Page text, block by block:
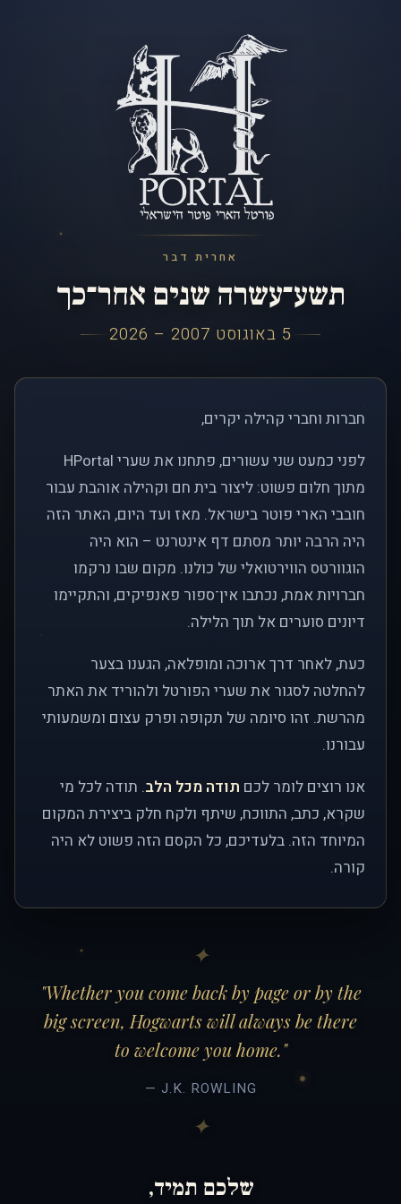
אחרית דבר
תשע־עשרה שנים אחר־כך
5 באוגוסט 2007 – 2026
חברות וחברי קהילה יקרים,
לפני כמעט שני עשורים, פתחנו את שערי HPortal
מתוך חלום פשוט: ליצור בית חם וקהילה אוהבת עבור
חובבי הארי פוטר בישראל. מאז ועד היום, האתר הזה
היה הרבה יותר מסתם דף אינטרנט – הוא היה
הוגוורטס הווירטואלי של כולנו. מקום שבו נרקמו
חברויות אמת, נכתבו אין־ספור פאנפיקים, והתקיימו
דיונים סוערים אל תוך הלילה.
כעת, לאחר דרך ארוכה ומופלאה, הגענו בצער
להחלטה לסגור את שערי הפורטל ולהוריד את האתר
מהרשת. זהו סיומה של תקופה ופרק עצום ומשמעותי
עבורנו.
אנו רוצים לומר לכם תודה מכל הלב. תודה לכל מי
שקרא, כתב, התווכח, שיתף ולקח חלק ביצירת המקום
המיוחד הזה. בלעדיכם, כל הקסם הזה פשוט לא היה
קורה.
"Whether you come back by page or by the
big screen, Hogwarts will always be there
to welcome you home."
— J.K. ROWLING
שלכם תמיד,